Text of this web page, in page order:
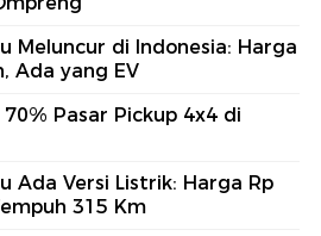
Meluncur di Indonesia: Harga
Ada yang EV
Pasar Pickup 4x4 di
Ada Versi Listrik: Harga Rp
315 Km